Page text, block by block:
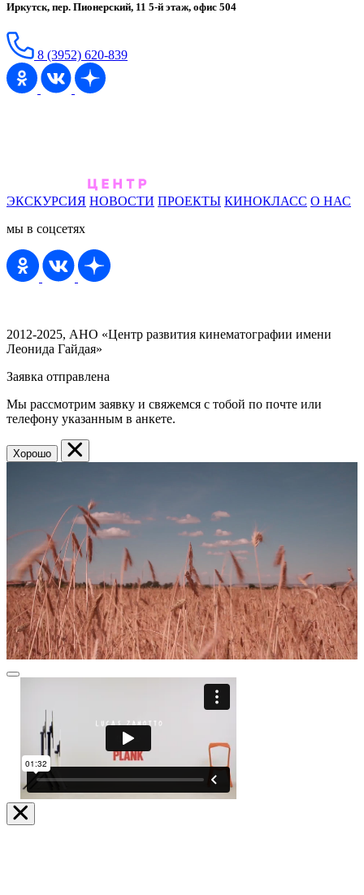
Иркутск, пер. Пионерский, 11 5-й этаж, офис 504
8 (3952) 620-839
ЭКСКУРСИЯ НОВОСТИ ПРОЕКТЫ КИНОКЛАСС О НАС
мы в соцсетях
2012-2025, АНО «Центр развития кинематографии имени
Леонида Гайдая»
Заявка отправлена
Мы рассмотрим заявку и свяжемся с тобой по почте или
телефону указанным в анкете.
Хорошо